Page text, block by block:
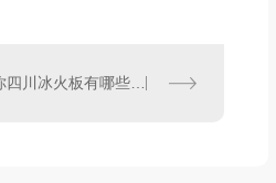
厂家告诉你四川冰火板有哪些优势